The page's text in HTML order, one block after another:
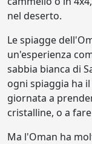
nel deserto.
Le spiagge
un'esperienza
sabbia bianca di
ogni spiaggia ha
giornata a
cristalline, o a
Ma l'Oman ha